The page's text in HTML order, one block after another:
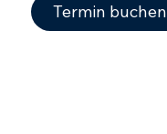
Termin buchen